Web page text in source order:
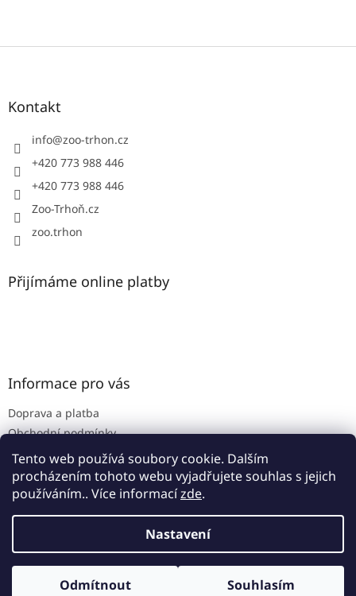
Tento web používá soubory cookie. Dalším
procházením tohoto webu vyjadřujete souhlas s jejich
používáním.. Více informacízde.
Nastavení
Odmítnout Souhlasím
Z
Kontakt
info@zoo-trhon.cz
+420 773 988 446
+420 773 988 446
Zoo-Trhoň.cz
zoo.trhon
Přijímáme online platby
Informace pro vás
Doprava a platba
Obchodní podmínky
Podmínky ochrany osobních údajů
Copyright 2026www.zoo-trhon.cz. Všechna práva